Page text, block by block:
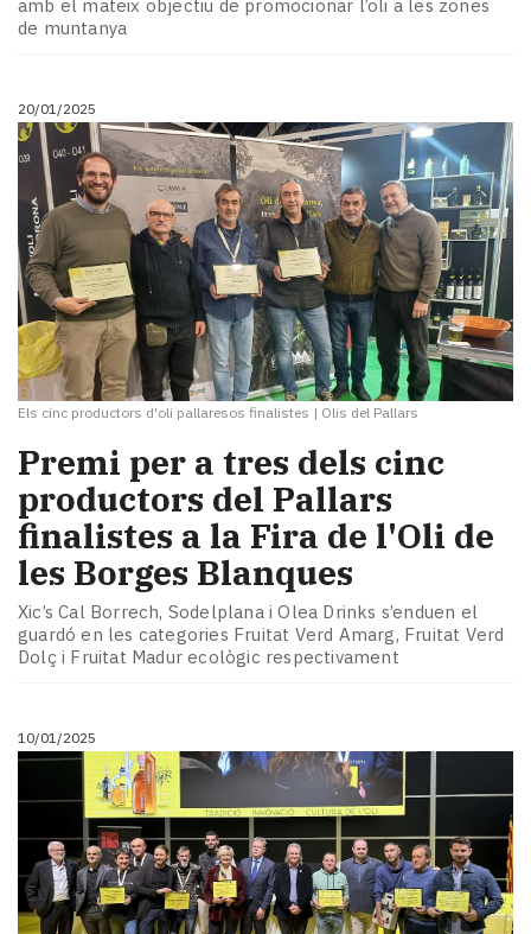
amb el mateix objectiu de promocionar l’oli a les zones
de muntanya
20/01/2025
Els cinc productors d'oli pallaresos finalistes | Olis del Pallars
Premi per a tres dels cinc
productors del Pallars
finalistes a la Fira de l'Oli de
les Borges Blanques
Xic’s Cal Borrech, Sodelplana i Olea Drinks s’enduen el
guardó en les categories Fruitat Verd Amarg, Fruitat Verd
Dolç i Fruitat Madur ecològic respectivament
10/01/2025